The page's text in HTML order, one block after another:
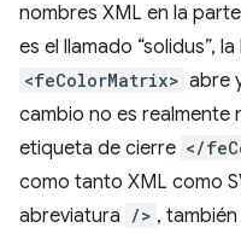
nombres XML en la
es el llamado “solidus”,
<feColorMatrix> abre
cambio no es realmente
etiqueta de cierre </
como tanto XML como
abreviatura /> ,